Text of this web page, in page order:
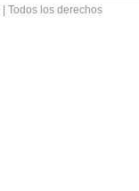
Todos los derechos